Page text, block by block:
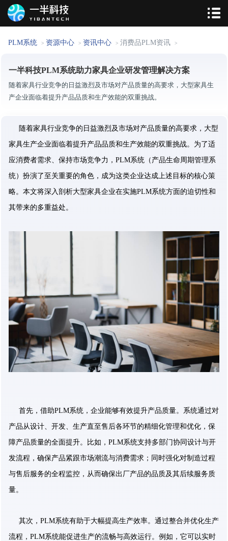
PLM系统 > 资源中心 > 资讯中心 > 消费品PLM资讯 >
一半科技PLM系统助力家具企业研发管理解决方案
随着家具行业竞争的日益激烈及市场对产品质量的高要求，大型家具生
产企业面临着提升产品品质和生产效能的双重挑战。
随着家具行业竞争的日益激烈及市场对产品质量的高要求，大型
家具生产企业面临着提升产品品质和生产效能的双重挑战。为了适
应消费者需求、保持市场竞争力，PLM系统（产品生命周期管理系
统）扮演了至关重要的角色，成为这类企业达成上述目标的核心策
略。本文将深入剖析大型家具企业在实施PLM系统方面的迫切性和
其带来的多重益处。
首先，借助PLM系统，企业能够有效提升产品质量。系统通过对
产品从设计、开发、生产直至售后各环节的精细化管理和优化，保
障产品质量的全面提升。比如，PLM系统支持多部门协同设计与开
发流程，确保产品紧跟市场潮流与消费需求；同时强化对制造过程
与售后服务的全程监控，从而确保出厂产品的品质及其后续服务质
量。
其次，PLM系统有助于大幅提高生产效率。通过整合并优化生产
流程，PLM系统能促进生产的流畅与高效运行。例如，它可以实时